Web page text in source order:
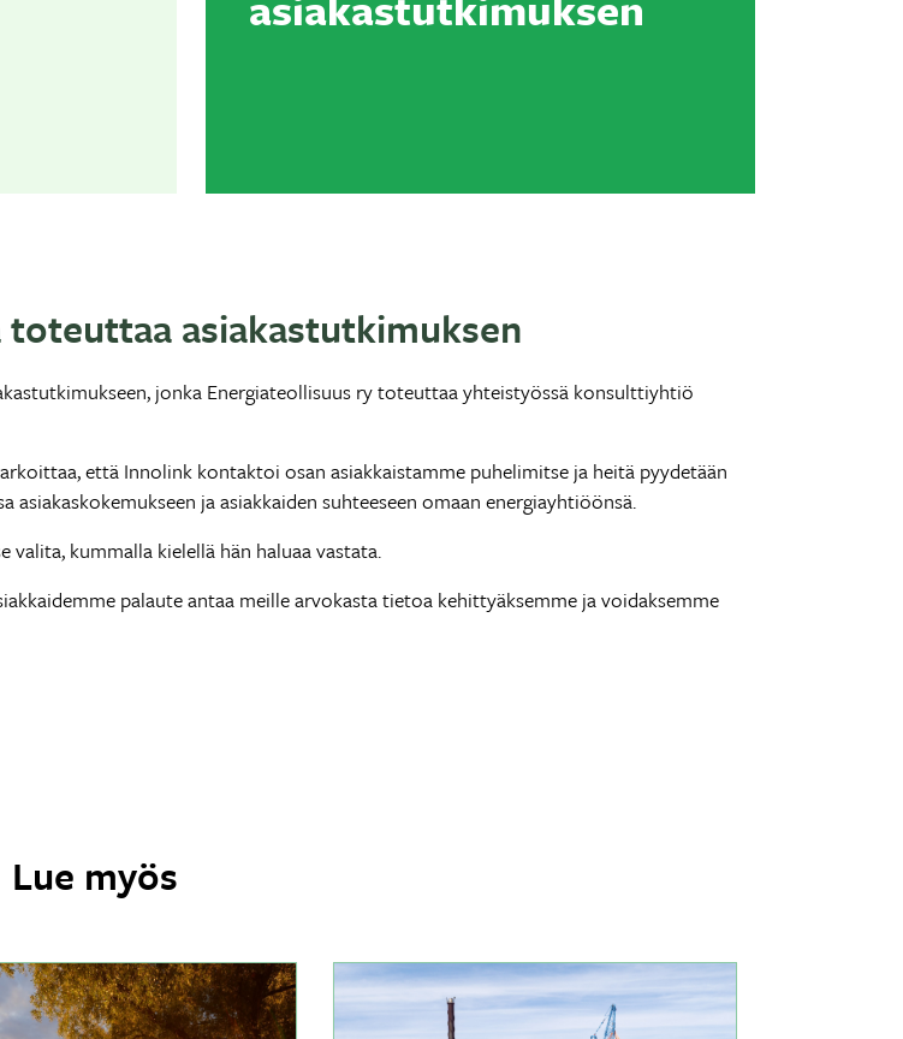
toteuttaa asiakastutkimuksen
jonka Energiateollisuus ry toteuttaa yhteistyössä konsulttiyhtiö
että Innolink kontaktoi osan asiakkaistamme puhelimitse ja heitä pyydetään
asiakaskokemukseen ja asiakkaiden suhteeseen omaan energiayhtiöönsä.
kummalla kielellä hän haluaa vastata.
palaute antaa meille arvokasta tietoa kehittyäksemme ja voidaksemme
Lue myös